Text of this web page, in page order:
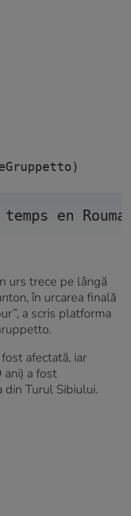
temps en
urs trece pe lângă
în urcarea finală
a scris platforma
afectată, iar
ani) a fost
Turul Sibiului.